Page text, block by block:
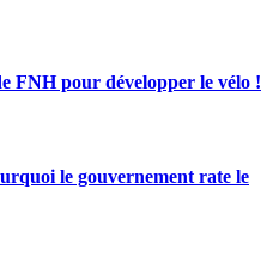
FNH pour développer le vélo !
le gouvernement rate le